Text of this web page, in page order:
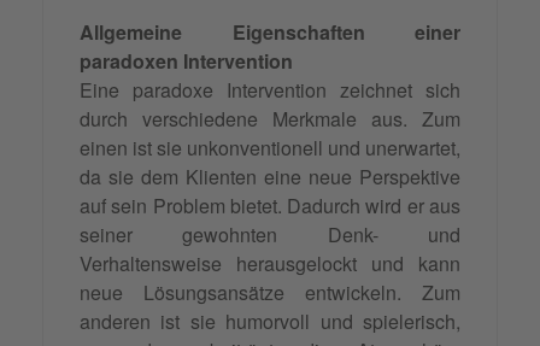
Allgemeine Eigenschaften einer
paradoxen Intervention
Eine paradoxe Intervention zeichnet sich
durch verschiedene Merkmale aus. Zum
einen ist sie unkonventionell und unerwartet,
da sie dem Klienten eine neue Perspektive
auf sein Problem bietet. Dadurch wird er aus
seiner gewohnten Denk- und
Verhaltensweise herausgelockt und kann
neue Lösungsansätze entwickeln. Zum
anderen ist sie humorvoll und spielerisch,